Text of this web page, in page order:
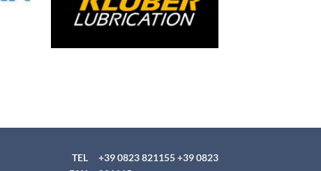
TEL
+39 0823 821155 +39 0823